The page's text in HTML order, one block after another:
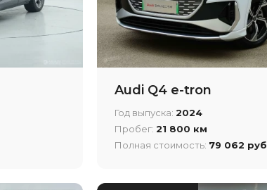
Audi Q4 e-tron
Год выпуска:2024
Пробег:21 800 км
Полная стоимость: 79 062 руб